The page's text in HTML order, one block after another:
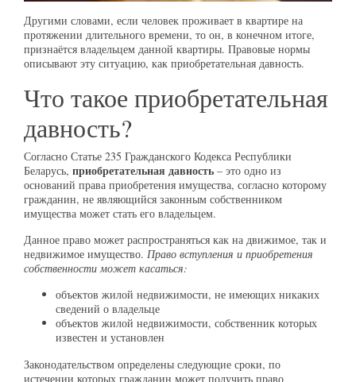
Другими словами, если человек проживает в квартире на
протяжении длительного времени, то он, в конечном итоге,
признаётся владельцем данной квартиры. Правовые нормы
описывают эту ситуацию, как приобретательная давность.
Что такое приобретательная
давность?
Согласно Статье 235 Гражданского Кодекса Республики
Беларусь, приобретательная давность – это одно из
оснований права приобретения имущества, согласно которому
гражданин, не являющийся законным собственником
имущества может стать его владельцем.
Данное право может распространяться как на движимое, так и
недвижимое имущество. Право вступления и приобретения
собственности может касаться:
объектов жилой недвижимости, не имеющих никаких
сведений о владельце
объектов жилой недвижимости, собственник которых
известен и установлен
Законодательством определены следующие сроки, по
истечении которых гражданин может получить право